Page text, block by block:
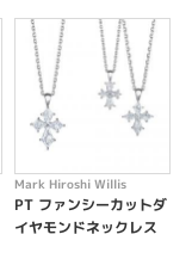
Mark Hiroshi Willis
PT ファンシーカットダ
イヤモンドネックレス